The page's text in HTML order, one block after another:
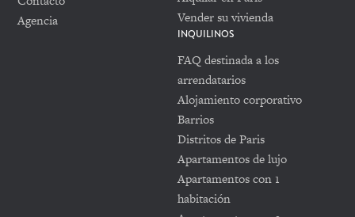
Agencia
Vender su vivienda
INQUILINOS
FAQ destinada a los
arrendatarios
Alojamiento corporativo
Barrios
Distritos de Paris
Apartamentos de lujo
Apartamentos con 1
habitación